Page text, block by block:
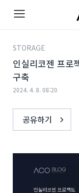
STORAGE
인실리코젠 프로
구축
2024. 4. 8. 08:20
공유하기